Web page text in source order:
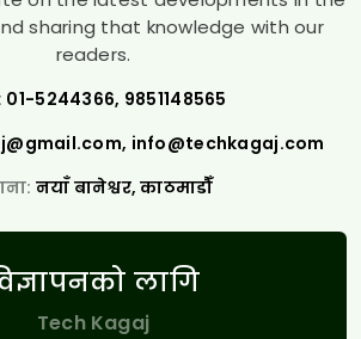
sharing that knowledge with our
readers.
01-5244366, 9851148565
, info@techkagaj.com
नयाँ बानेश्वर, काठमाडौँ
लागि
Tech Kagaj